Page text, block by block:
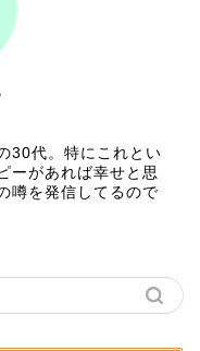
30代。特にこれとい
ーがあれば幸せと思
噂を発信してるので